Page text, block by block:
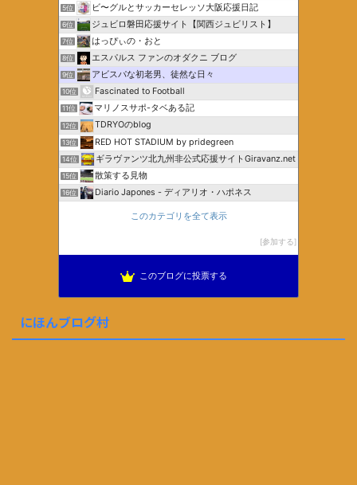
5位 ビ〜グルとサッカーセレッソ大阪応援日記
6位 ジュビロ磐田応援サイト【関西ジュビリスト】
7位 はっぴぃの・おと
8位 エスパルス ファンのオダクニ ブログ
9位 アビスパな初老男、徒然な日々
10位 Fascinated to Football
11位 マリノスサポ-タベある記
12位 TDRYOのblog
13位 RED HOT STADIUM by pridegreen
14位 ギラヴァンツ北九州非公式応援サイトGiravanz.net
15位 散策する見物
16位 Diario Japones - ディアリオ・ハポネス
このカテゴリを全て表示
参加する
このブログに投票する
にほんブログ村